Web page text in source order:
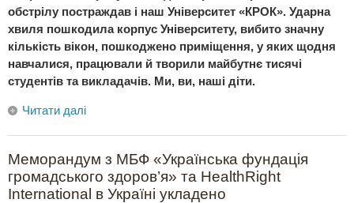
обстрілу постраждав і наш Університет «КРОК». Ударна
хвиля пошкодила корпус Університету, вибито значну
кількість вікон, пошкоджено приміщення, у яких щодня
навчалися, працювали й творили майбутнє тисячі
студентів та викладачів. Ми, ви, наші діти.
Читати далі
Меморандум з МБФ «Українська фундація
громадського здоров’я» та HealthRight
International в Україні укладено